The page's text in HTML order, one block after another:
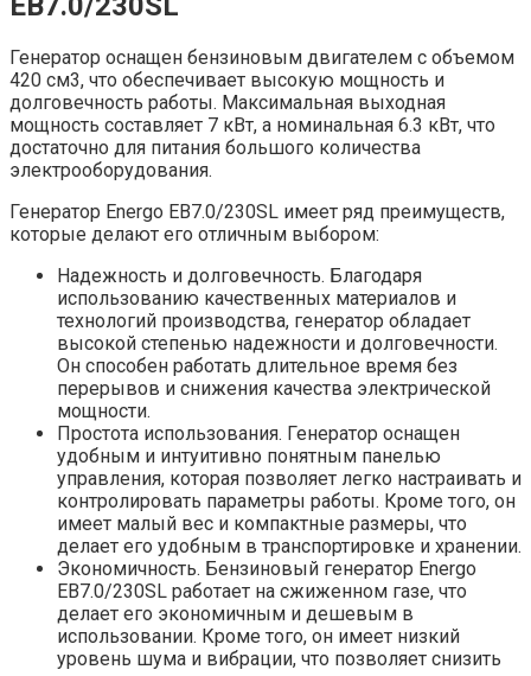
Генератор оснащен бензиновым двигателем с объемом
420 см3, что обеспечивает высокую мощность и
долговечность работы. Максимальная выходная
мощность составляет 7 кВт, а номинальная 6.3 кВт, что
достаточно для питания большого количества
электрооборудования.
Генератор Energo EB7.0/230SL имеет ряд преимуществ,
которые делают его отличным выбором:
Надежность и долговечность. Благодаря
использованию качественных материалов и
технологий производства, генератор обладает
высокой степенью надежности и долговечности.
Он способен работать длительное время без
перерывов и снижения качества электрической
мощности.
Простота использования. Генератор оснащен
удобным и интуитивно понятным панелью
управления, которая позволяет легко настраивать и
контролировать параметры работы. Кроме того, он
имеет малый вес и компактные размеры, что
делает его удобным в транспортировке и хранении.
Экономичность. Бензиновый генератор Energo
EB7.0/230SL работает на сжиженном газе, что
делает его экономичным и дешевым в
использовании. Кроме того, он имеет низкий
уровень шума и вибрации, что позволяет снизить